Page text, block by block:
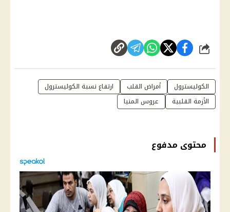
شارك
الكوليسترول أمراض القلب
ارتفاع نسبة الكوليسترول
الأزمة القلبية
عروس المنيا
محتوى مدفوع